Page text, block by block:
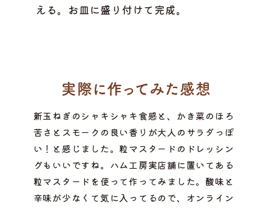
える。お皿に盛り付けて完成。
新玉ねぎのシャキシャキ食感と、かき菜のほろ
苦さとスモークの良い香りが大人のサラダっぽ
い！と感じました。粒マスタードのドレッシン
グもいいですね。ハム工房実店舗に置いてある
粒マスタードを使って作ってみました。酸味と
辛味が少なくて気に入ってるので、オンライン